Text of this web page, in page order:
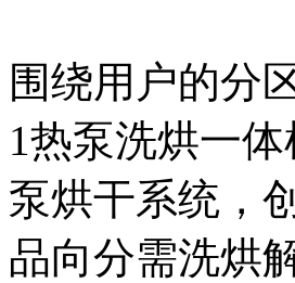
围绕用户的分
1热泵洗烘一
泵烘干系统，
品向分需洗烘